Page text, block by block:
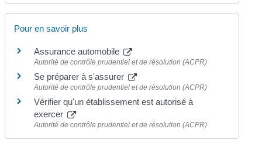
Pour en savoir plus
Assurance automobile
Autorité de contrôle prudentiel et de résolution (ACPR)
Se préparer à s'assurer
Autorité de contrôle prudentiel et de résolution (ACPR)
Vérifier qu'un établissement est autorisé à
exercer
Autorité de contrôle prudentiel et de résolution (ACPR)